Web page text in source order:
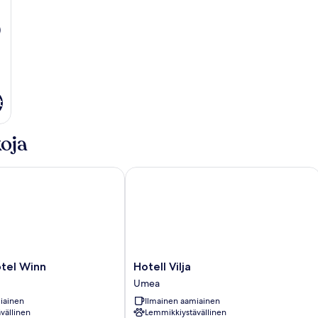
Winn
Hotell
Vilja
Umea
Hotell Vilja
Umea
Ilmainen aamiainen
Lemmikkiystävällinen
Hotell Vilja